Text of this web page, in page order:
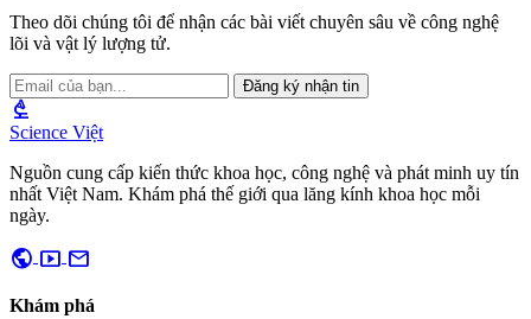
Theo dõi chúng tôi để nhận các bài viết chuyên sâu về công nghệ
lõi và vật lý lượng tử.
Đăng ký nhận tin
biotech
Science Việt
Nguồn cung cấp kiến thức khoa học, công nghệ và phát minh uy tín
nhất Việt Nam. Khám phá thế giới qua lăng kính khoa học mỗi
ngày.
public smart_display mail
Khám phá